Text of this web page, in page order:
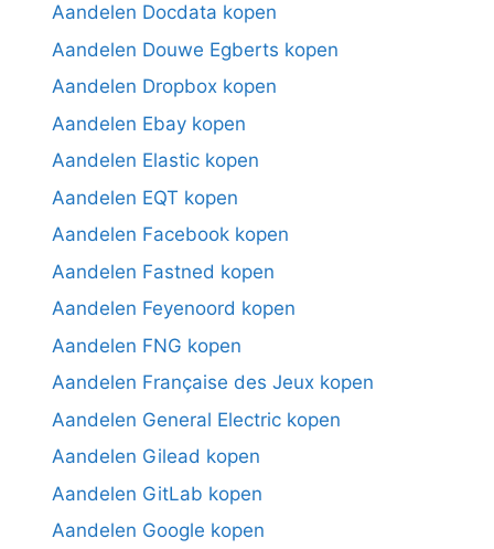
Aandelen Docdata kopen
Aandelen Douwe Egberts kopen
Aandelen Dropbox kopen
Aandelen Ebay kopen
Aandelen Elastic kopen
Aandelen EQT kopen
Aandelen Facebook kopen
Aandelen Fastned kopen
Aandelen Feyenoord kopen
Aandelen FNG kopen
Aandelen Française des Jeux kopen
Aandelen General Electric kopen
Aandelen Gilead kopen
Aandelen GitLab kopen
Aandelen Google kopen